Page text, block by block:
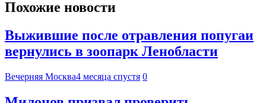
Похожие новости
Выжившие после отравления попугаи
вернулись в зоопарк Ленобласти
Вечерняя Москва4 месяца спустя 0